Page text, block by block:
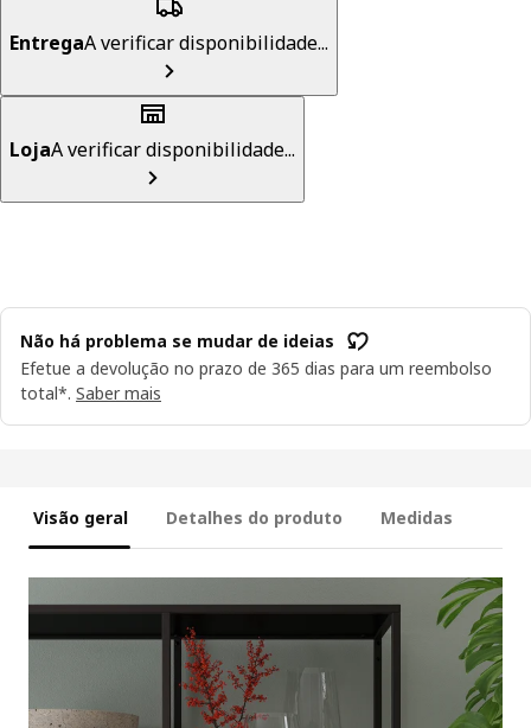
EntregaA verificar disponibilidade...
LojaA verificar disponibilidade...
Não há problema se mudar de ideias
Efetue a devolução no prazo de 365 dias para um reembolso
total*. Saber mais
Visão geral Detalhes do produto Medidas